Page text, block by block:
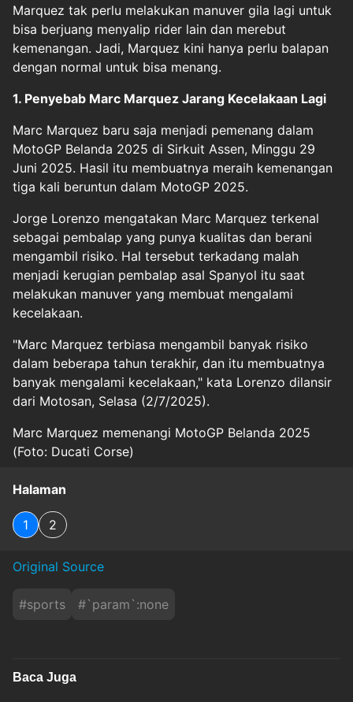
Marquez tak perlu melakukan manuver gila lagi untuk
bisa berjuang menyalip rider lain dan merebut
kemenangan. Jadi, Marquez kini hanya perlu balapan
dengan normal untuk bisa menang.
1. Penyebab Marc Marquez Jarang Kecelakaan Lagi
Marc Marquez baru saja menjadi pemenang dalam
MotoGP Belanda 2025 di Sirkuit Assen, Minggu 29
Juni 2025. Hasil itu membuatnya meraih kemenangan
tiga kali beruntun dalam MotoGP 2025.
Jorge Lorenzo mengatakan Marc Marquez terkenal
sebagai pembalap yang punya kualitas dan berani
mengambil risiko. Hal tersebut terkadang malah
menjadi kerugian pembalap asal Spanyol itu saat
melakukan manuver yang membuat mengalami
kecelakaan.
"Marc Marquez terbiasa mengambil banyak risiko
dalam beberapa tahun terakhir, dan itu membuatnya
banyak mengalami kecelakaan," kata Lorenzo dilansir
dari Motosan, Selasa (2/7/2025).
Marc Marquez memenangi MotoGP Belanda 2025
(Foto: Ducati Corse)
Halaman
1 2
Original Source
#sports #`param`:none
Baca Juga